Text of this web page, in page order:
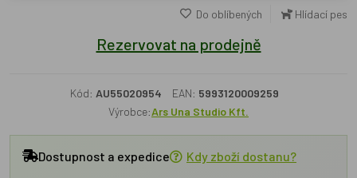
Do oblíbených Hlídací pes
Rezervovat na prodejně
Kód: AU55020954 EAN: 5993120009259
Výrobce:Ars Una Studio Kft.
Dostupnost a expedice Kdy zboží dostanu?